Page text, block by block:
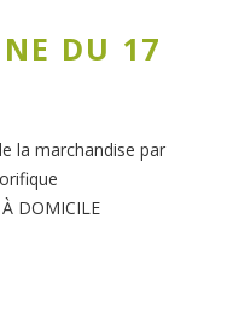
DU 17
la marchandise par
DOMICILE